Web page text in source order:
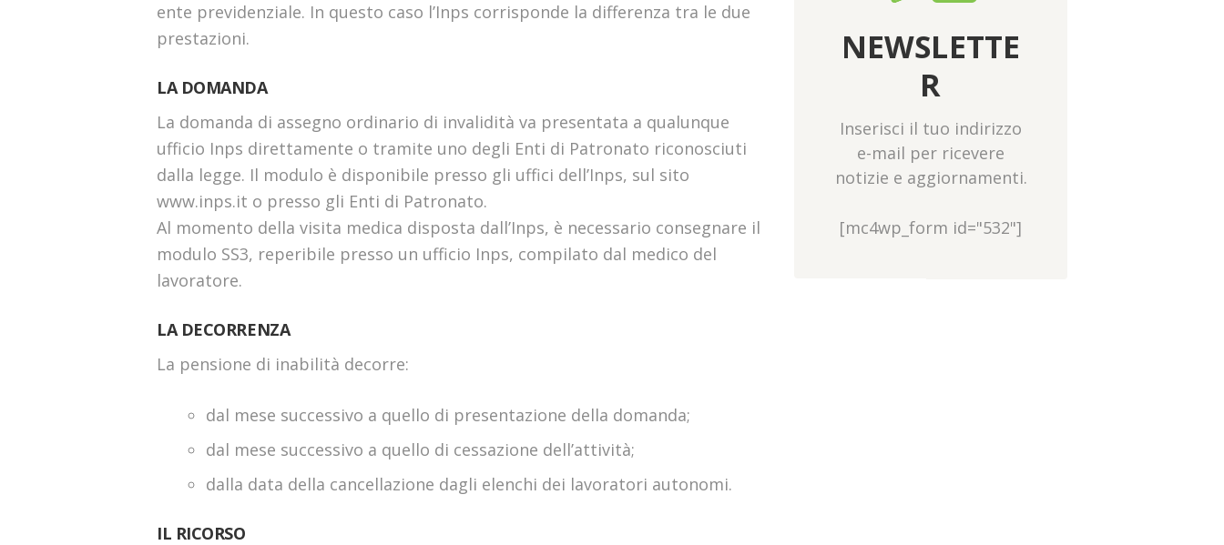
ente previdenziale. In questo caso l’Inps corrisponde la differenza tra le due
prestazioni.
LA DOMANDA
La domanda di assegno ordinario di invalidità va presentata a qualunque
ufficio Inps direttamente o tramite uno degli Enti di Patronato riconosciuti
dalla legge. Il modulo è disponibile presso gli uffici dell’Inps, sul sito
www.inps.it o presso gli Enti di Patronato.
Al momento della visita medica disposta dall’Inps, è necessario consegnare il
modulo SS3, reperibile presso un ufficio Inps, compilato dal medico del
lavoratore.
LA DECORRENZA
La pensione di inabilità decorre:
dal mese successivo a quello di presentazione della domanda;
dal mese successivo a quello di cessazione dell’attività;
dalla data della cancellazione dagli elenchi dei lavoratori autonomi.
IL RICORSO
NEWSLETTE
R
Inserisci il tuo indirizzo
e-mail per ricevere
notizie e aggiornamenti.
[mc4wp_form id="532"]